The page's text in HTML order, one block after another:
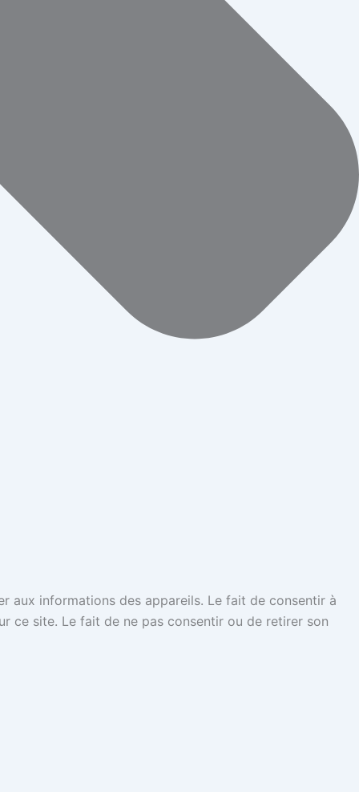
aux informations des appareils. Le fait de consentir à
ce site. Le fait de ne pas consentir ou de retirer son